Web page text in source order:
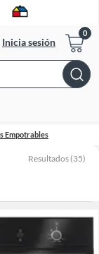
Inicia sesión
Empotrables
Resultados (35)